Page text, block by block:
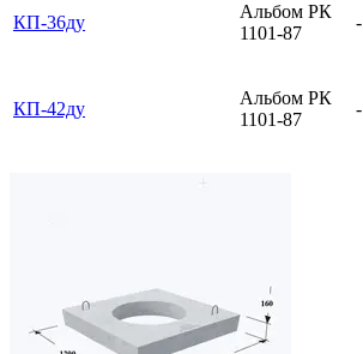
КП-36ду
Альбом РК
1101-87
-
КП-42ду
Альбом РК
1101-87
-